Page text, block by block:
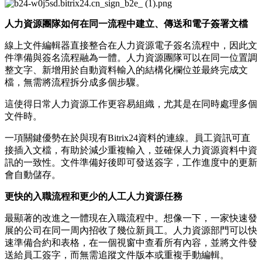
人力資源團隊如何在同一流程中建立、傳送和電子簽署文檔
線上文件編輯器直接整合在人力資源電子簽名流程中，因此文
件準備與簽名流程融為一體。人力資源團隊可以在同一位置調
整文字、新增用於自動資料輸入的結構化欄位並最終完成文
檔，無需將流程拆分成多個步驟。
這使得日常人力資源工作更容易組織，尤其是在同時處理多個
文件時。
一項關鍵優勢在於與現有Bitrix24資料的連線。員工資訊可直
接插入文檔，有助於減少重複輸入，並確保人力資源資料中資
訊的一致性。文件準備好後即可發送簽字，工作進度中的更新
會自動儲存。
更快的入職流程和更少的人工人力資源任務
最顯著的改進之一體現在入職流程中。想像一下，一家快速發
展的公司在同一周內招收了幾位新員工。人力資源部門可以快
速準備合約和表格，在一個視窗中查看所有內容，並將文件發
送給員工簽字，而無需追蹤文件版本或重複手動編輯。